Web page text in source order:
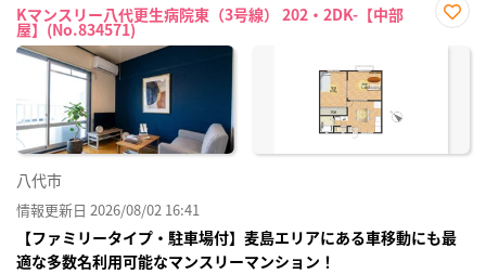
Kマンスリー八代更生病院東（3号線） 202・2DK-【中部
屋】(No.834571)
に入
八代市
情報更新日 2026/08/02 16:41
【ファミリータイプ・駐車場付】麦島エリアにある車移動にも最
適な多数名利用可能なマンスリーマンション！